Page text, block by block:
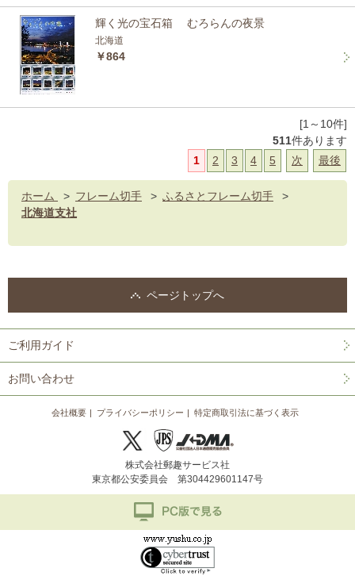
輝く光の宝石箱 むろらんの夜景
北海道
￥864
[1～10件]
511件あります
1
2 3 4 5 次 最後
ホーム > フレーム切手 > ふるさとフレーム切手
>
北海道支社
ページトップへ
ご利用ガイド
お問い合わせ
会社概要 プライバシーポリシー 特定商取引法に基づく表示
株式会社郵趣サービス社
東京都公安委員会 第304429601147号